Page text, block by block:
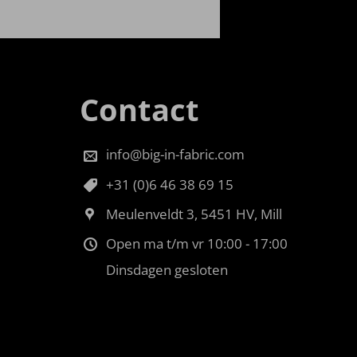
Contact
info@big-in-fabric.com
+31 (0)6 46 38 69 15
Meulenveldt 3, 5451 HV, Mill
Open ma t/m vr 10:00 - 17:00
Dinsdagen gesloten